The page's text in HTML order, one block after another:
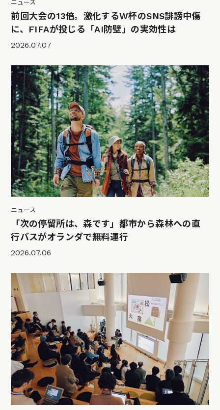
ニュース
前回大会の13倍。激化するW杯のSNS誹謗中傷
に、FIFAが投じる「AI防壁」の実効性は
2026.07.07
ニュース
「次の停留所は、森です」都市から森林への直
行バスがオランダで無料運行
2026.07.06